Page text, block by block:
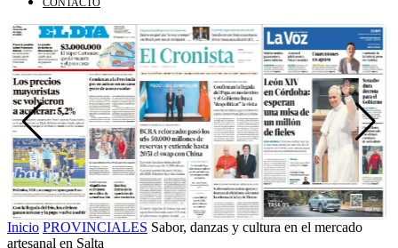
CONTACTO
Inicio PROVINCIALES Sabor, danzas y cultura en el mercado
artesanal en Salta